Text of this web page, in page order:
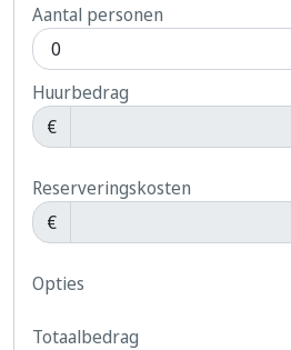
Aantal personen
Huurbedrag
€
Reserveringskosten
€
Opties
Totaalbedrag